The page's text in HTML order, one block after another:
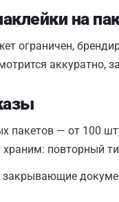
на
ограничен,
аккуратно,
пакетов — от 100
повторный